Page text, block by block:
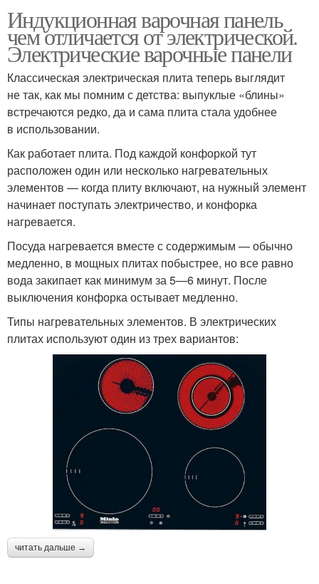
Индукционная варочная панель
чем отличается от электрической.
Электрические варочные панели
Классическая электрическая плита теперь выглядит
не так, как мы помним с детства: выпуклые «блины»
встречаются редко, да и сама плита стала удобнее
в использовании.
Как работает плита. Под каждой конфоркой тут
расположен один или несколько нагревательных
элементов — когда плиту включают, на нужный элемент
начинает поступать электричество, и конфорка
нагревается.
Посуда нагревается вместе с содержимым — обычно
медленно, в мощных плитах побыстрее, но все равно
вода закипает как минимум за 5—6 минут. После
выключения конфорка остывает медленно.
Типы нагревательных элементов. В электрических
плитах используют один из трех вариантов:
читать дальше →